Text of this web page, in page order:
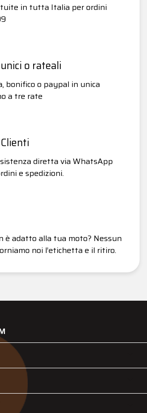
in tutta Italia per ordini
o rateali
bonifico o paypal in unica
a tre rate
diretta via WhatsApp
e spedizioni.
è adatto alla tua moto? Nessun
noi l’etichetta e il ritiro.